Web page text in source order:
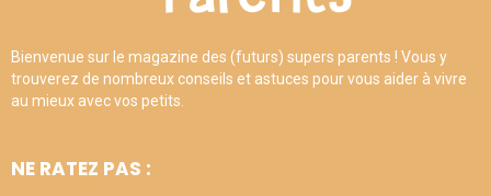
Bienvenue sur le magazine des (futurs) supers parents ! Vous y
trouverez de nombreux conseils et astuces pour vous aider à vivre
au mieux avec vos petits.
NE RATEZ PAS :